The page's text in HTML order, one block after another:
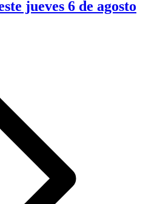
jueves 6 de agosto